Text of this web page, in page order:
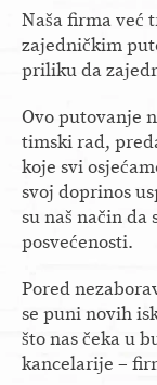
Naša firma već
zajedničkim
priliku da
Ovo putovanje
timski rad,
koje svi
svoj doprinos
su naš način
posvećenosti.
Pored
se puni novih
što nas čeka u
kancelarije –